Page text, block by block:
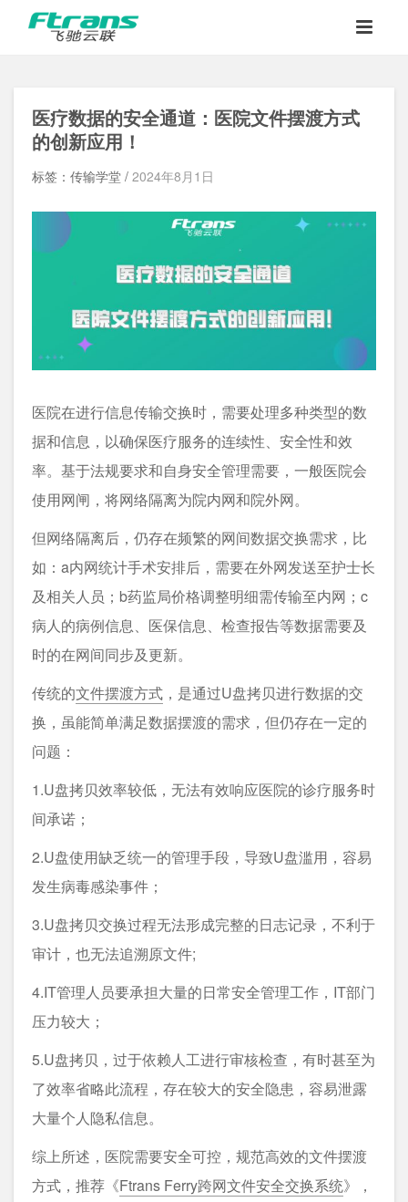
医疗数据的安全通道：医院文件摆渡方式
的创新应用！
标签：传输学堂 / 2024年8月1日
医院在进行信息传输交换时，需要处理多种类型的数
据和信息，以确保医疗服务的连续性、安全性和效
率。基于法规要求和自身安全管理需要，一般医院会
使用网闸，将网络隔离为院内网和院外网。
但网络隔离后，仍存在频繁的网间数据交换需求，比
如：a内网统计手术安排后，需要在外网发送至护士长
及相关人员；b药监局价格调整明细需传输至内网；c
病人的病例信息、医保信息、检查报告等数据需要及
时的在网间同步及更新。
传统的文件摆渡方式 ，是通过U盘拷贝进行数据的交
换，虽能简单满足数据摆渡的需求，但仍存在一定的
问题：
1.U盘拷贝效率较低，无法有效响应医院的诊疗服务时
间承诺；
2.U盘使用缺乏统一的管理手段，导致U盘滥用，容易
发生病毒感染事件；
3.U盘拷贝交换过程无法形成完整的日志记录，不利于
审计，也无法追溯原文件;
4.IT管理人员要承担大量的日常安全管理工作，IT部门
压力较大；
5.U盘拷贝，过于依赖人工进行审核检查，有时甚至为
了效率省略此流程，存在较大的安全隐患，容易泄露
大量个人隐私信息。
综上所述，医院需要安全可控，规范高效的文件摆渡
方式，推荐《Ftrans Ferry跨网文件安全交换系统》，